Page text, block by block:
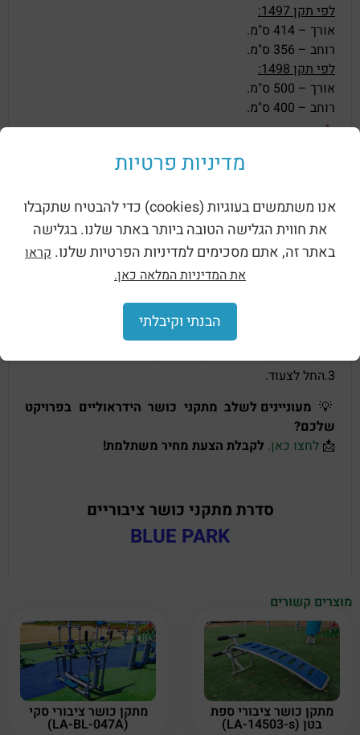
לפי תקן 1497:
אורך – 414 ס"מ.
רוחב – 356 ס"מ.
לפי תקן 1498:
אורך – 500 ס"מ.
רוחב – 400 ס"מ.
2.הנח את כפות הרגליים על המדרכים.
3.החל לצעוד.
💡 מעוניינים לשלב מתקני כושר הידראוליים בפרויקט
שלכם?
📩 לחצו כאן. לקבלת הצעת מחיר משתלמת!
סדרת מתקני כושר ציבוריים
BLUE PARK
מוצרים קשורים
מתקן כושר ציבורי ספת
בטן (LA-14503-s)
מתקן כושר ציבורי סקי
(LA-BL-047A)
מדיניות פרטיות
אנו משתמשים בעוגיות (cookies) כדי להבטיח שתקבלו
את חווית הגלישה הטובה ביותר באתר שלנו. בגלישה
באתר זה, אתם מסכימים למדיניות הפרטיות שלנו. קראו
את המדיניות המלאה כאן.
הבנתי וקיבלתי